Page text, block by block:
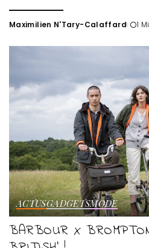
Posted
Maximilien N'Tary-Calaffard 1
ACTUSGADGETSMODE
BARBOUR X